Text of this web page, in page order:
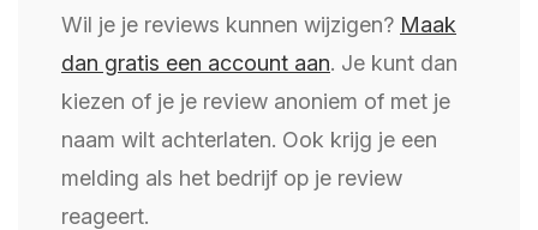
Wil je je reviews kunnen wijzigen? Maak
dan gratis een account aan. Je kunt dan
kiezen of je je review anoniem of met je
naam wilt achterlaten. Ook krijg je een
melding als het bedrijf op je review
reageert.